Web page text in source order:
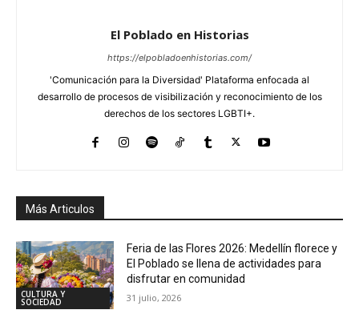
El Poblado en Historias
https://elpobladoenhistorias.com/
'Comunicación para la Diversidad' Plataforma enfocada al
desarrollo de procesos de visibilización y reconocimiento de los
derechos de los sectores LGBTI+.
Más Articulos
CULTURA Y
SOCIEDAD
Feria de las Flores 2026: Medellín florece y
El Poblado se llena de actividades para
disfrutar en comunidad
31 julio, 2026